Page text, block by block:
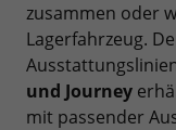
zusammen oder
Lagerfahrzeug.
und Journey
mit passender